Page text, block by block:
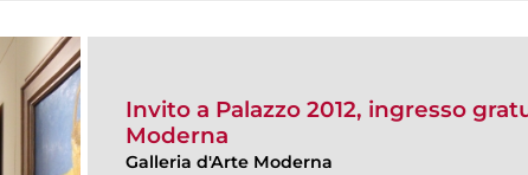
Invito a Palazzo 2012, ingresso
Moderna
Galleria d'Arte Moderna